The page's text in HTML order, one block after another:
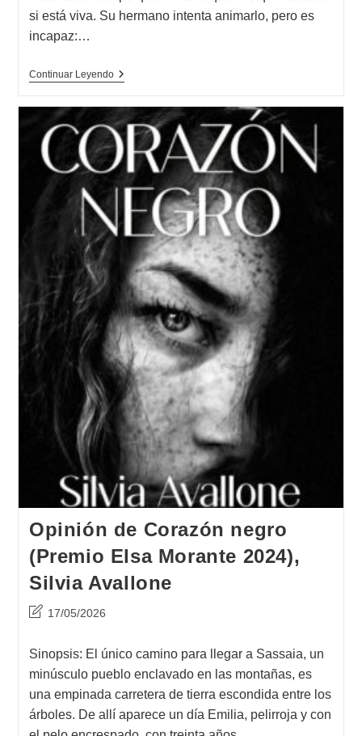
si está viva. Su hermano intenta animarlo, pero es
incapaz:…
Continuar LeyendoOpinión
Limitaba
A
Amarte,
Rosella
Postorino
Opinión de Corazón negro
(Premio Elsa Morante 2024),
Silvia Avallone
Última
la
entrada:
17/05/2026
Sinopsis: El único camino para llegar a Sassaia, un
minúsculo pueblo enclavado en las montañas, es
una empinada carretera de tierra escondida entre los
árboles. De allí aparece un día Emilia, pelirroja y con